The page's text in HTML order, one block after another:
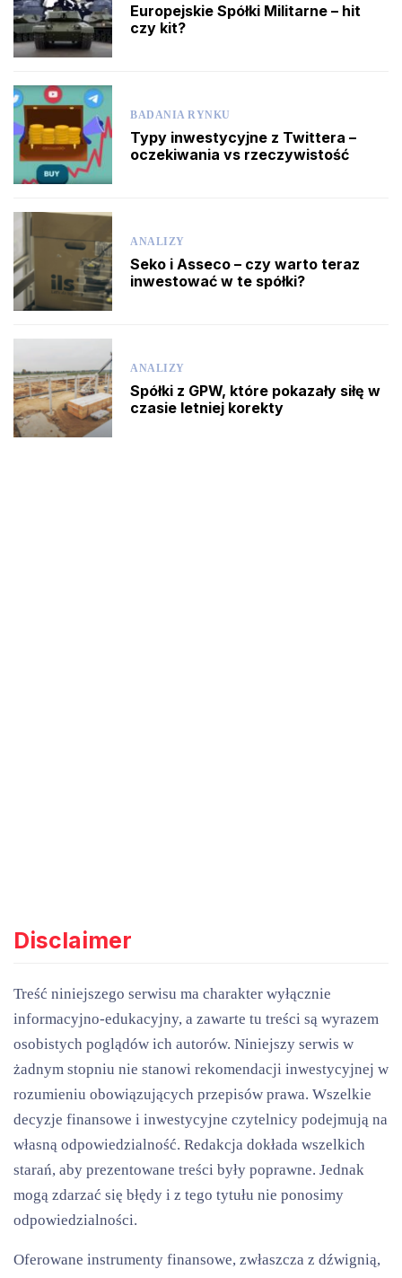
Europejskie Spółki Militarne – hit
czy kit?
BADANIA RYNKU
Typy inwestycyjne z Twittera –
oczekiwania vs rzeczywistość
ANALIZY
Seko i Asseco – czy warto teraz
inwestować w te spółki?
ANALIZY
Spółki z GPW, które pokazały siłę w
czasie letniej korekty
Disclaimer
Treść niniejszego serwisu ma charakter wyłącznie
informacyjno-edukacyjny, a zawarte tu treści są wyrazem
osobistych poglądów ich autorów. Niniejszy serwis w
żadnym stopniu nie stanowi rekomendacji inwestycyjnej w
rozumieniu obowiązujących przepisów prawa. Wszelkie
decyzje finansowe i inwestycyjne czytelnicy podejmują na
własną odpowiedzialność. Redakcja dokłada wszelkich
starań, aby prezentowane treści były poprawne. Jednak
mogą zdarzać się błędy i z tego tytułu nie ponosimy
odpowiedzialności.
Oferowane instrumenty finansowe, zwłaszcza z dźwignią,